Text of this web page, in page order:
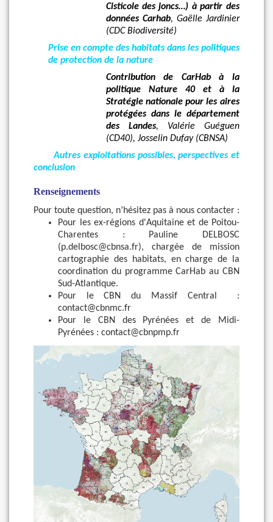
Cisticole des joncs…) à partir des
données Carhab, Gaëlle Jardinier
(CDC Biodiversité)
Prise en compte des habitats dans les politiques
de protection de la nature
Contribution de CarHab à la
politique Nature 40 et à la
Stratégie nationale pour les aires
protégées dans le département
des Landes, Valérie Guéguen
(CD40), Josselin Dufay (CBNSA)
Autres exploitations possibles, perspectives et
conclusion
Renseignements
Pour toute question, n’hésitez pas à nous contacter :
Pour les ex-régions d'Aquitaine et de Poitou-
Charentes : Pauline DELBOSC
(p.delbosc@cbnsa.fr), chargée de mission
cartographie des habitats, en charge de la
coordination du programme CarHab au CBN
Sud-Atlantique.
Pour le CBN du Massif Central :
contact@cbnmc.fr
Pour le CBN des Pyrénées et de Midi-
Pyrénées : contact@cbnpmp.fr